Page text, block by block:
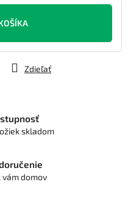
Zdieľať
skladom
vám domov